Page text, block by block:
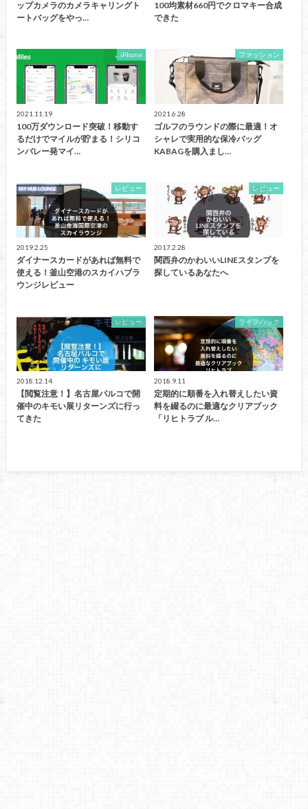
ップカメラのカメラキャリングト
ートバッグをやっ…
100均素材660円でクロマキー合成
できた
iPhone
2021.11.19
100万ダウンロード突破！移動す
るだけでマイルが貯まる！シリコ
ンバレー発マイ…
ファッション
2021.6.28
ゴルフのラウンドの際に最適！オ
シャレで実用的な保冷バッグ
KABAGを購入まし…
レビュー
2019.2.25
ダイナースカードがあれば無料で
使える！釜山空港のスカイハブラ
ウンジレビュー
レビュー
2017.2.28
関西弁のかわいいLINEスタンプを
探しているあなたへ
レビュー
2018.12.14
【閲覧注意！】名古屋パルコで開
催中のキモい展リターンズに行っ
てきた
ライフハック
2018.9.11
定期的に順番を入れ替えしたい資
料を綴るのに最適なクリアブック
「リヒトラブ ル…